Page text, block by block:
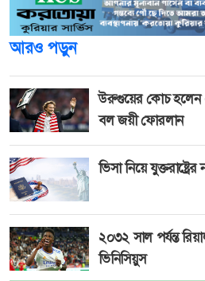
আরও পড়ুন
উরুগুয়ের কোচ হলেন
বল জয়ী ফোরলান
ভিসা নিয়ে
২০৩২ সাল পর্যন্ত
ভিনিসিয়ুস